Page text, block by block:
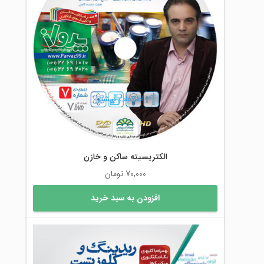
است
اطلاعات بیشتر
الکتریسیته ساکن و خازن
70,000 تومان
افزودن به سبد خرید